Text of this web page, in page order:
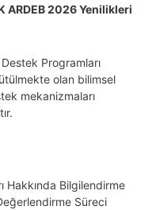
ARDEB 2026 Yenilikleri
Programları
olan bilimsel
mekanizmaları
Hakkında Bilgilendirme
Süreci